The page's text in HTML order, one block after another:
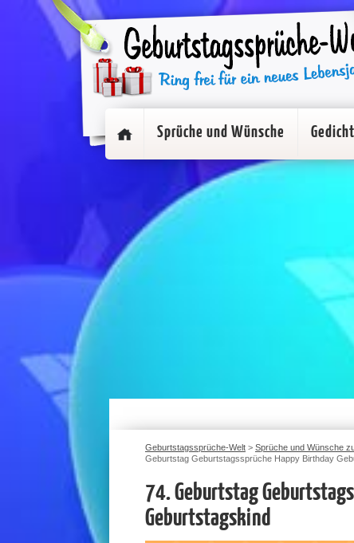
Sprüche und Wünsche
Geburtstagssprüche-Welt > Sprüche und Wünsche
Geburtstag Geburtstagssprüche Happy Birthday
74. Geburtstag
Geburtstagskind